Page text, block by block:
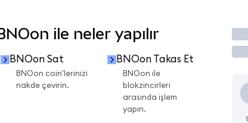
ile neler yapılır
BNOon Sat
BNOon coin'lerinizi
nakde çevirin.
BNOon Takas Et
BNOon ile
blokzincirleri
arasında işlem
yapın.